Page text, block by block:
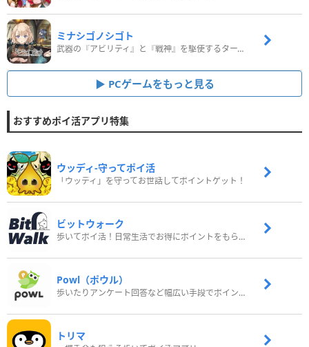
ミナシゴノシゴト
武器の『アビリティ』と『戦神』を駆使するターン制コマンドバトルRPG！
PCゲームをもっと見る
おすすめポイ活アプリ特集
ウッディ‐守ってポイ活
「ウッディ」を守ってお世話してポイントゲット！
ビットウォーク
歩いてポイ活！日常生活でお得にポイントをもらおう
Powl（ポウル）
歩いたりアンケート回答など幅広い手段でポイントをゲット
トリマ